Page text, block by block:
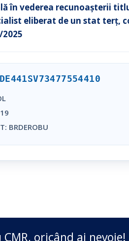
în vederea recunoașterii
eliberat de un stat terț,
2025
BRDEROBU
CMR, oricând ai nevoie!